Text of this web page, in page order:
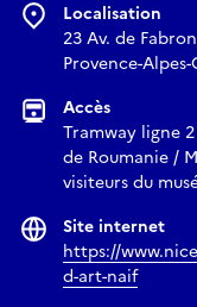
Localisation
23 Av. de
Provence-
Accès
Tramway ligne
de Roumanie /
visiteurs du
Site internet
https://
d-art-naif